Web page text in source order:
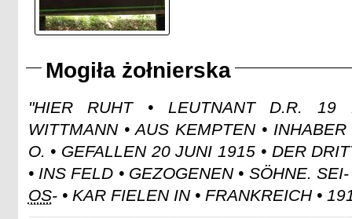
Mogiła żołnierska
"HIER RUHT • LEUTNANT D.R. 19
WITTMANN • AUS KEMPTEN •
O. • GEFALLEN 20 JUNI 1915 • DER
• INS FELD • GEZOGENEN • SÖHNE.
OS- • KAR FIELEN IN • FRANKREICH •